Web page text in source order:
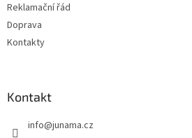
Reklamační řád
Doprava
Kontakty
Kontakt
info@junama.cz